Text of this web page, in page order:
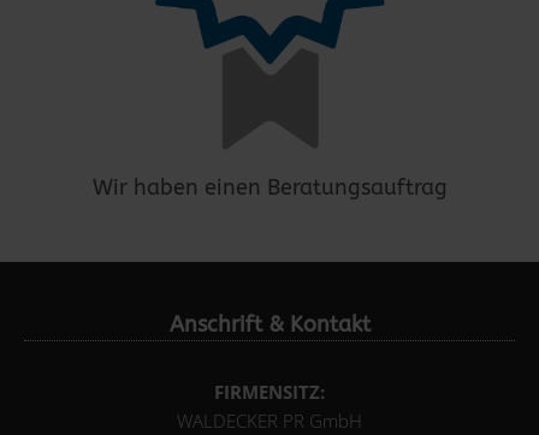
Wir haben einen Beratungsauftrag
Anschrift & Kontakt
FIRMENSITZ:
WALDECKER PR GmbH